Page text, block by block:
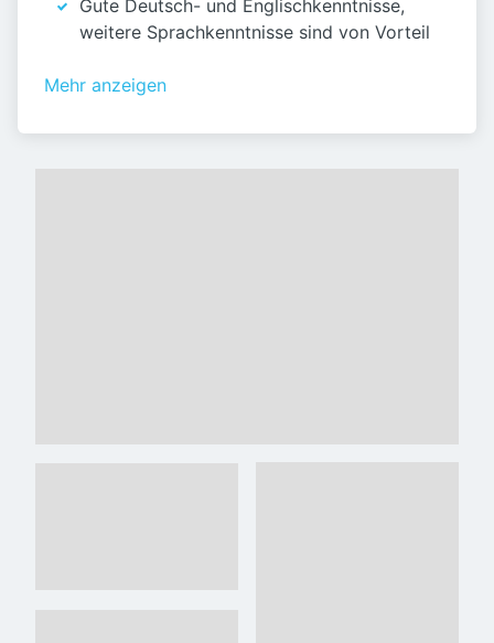
Gute Deutsch- und Englischkenntnisse,
weitere Sprachkenntnisse sind von Vorteil
Mehr anzeigen